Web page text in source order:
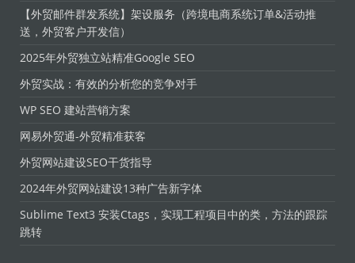
【外贸邮件群发系统】架设服务（跨境电商系统订单&活动推
送，外贸客户开发信）
2025年外贸独立站精准Google SEO
外贸实战：有效的分析您的竞争对手
WP SEO 建站营销方案
网易外贸通-外贸精准获客
外贸网站建设SEO干货指导
2024年外贸网站建设13种广告新字体
Sublime Text3 安装Ctags，实现工程项目中的类，方法的跟踪
跳转